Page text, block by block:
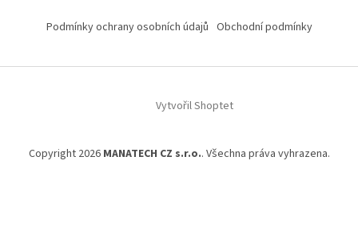
Podmínky ochrany osobních údajů Obchodní podmínky
Vytvořil Shoptet
Copyright 2026 MANATECH CZ s.r.o.. Všechna práva vyhrazena.